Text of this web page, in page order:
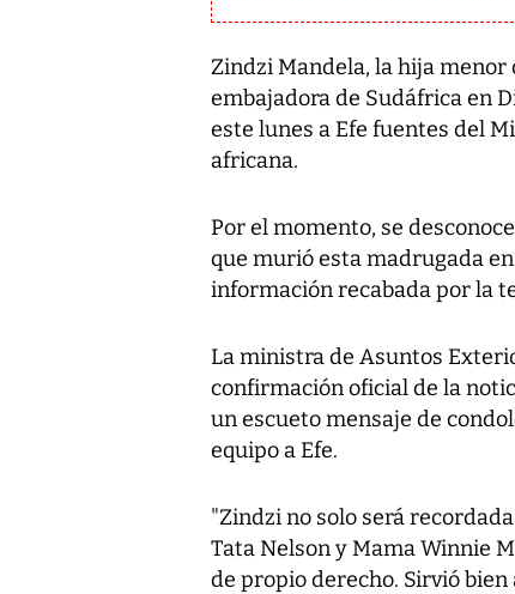
Zindzi Mandela, la hija menor
embajadora de Sudáfrica en
este lunes a Efe fuentes del
africana.
Por el momento, se
que murió esta madrugada
información recabada por la
La ministra de Asuntos
confirmación oficial de la
un escueto mensaje de
equipo a Efe.
"Zindzi no solo será
Tata Nelson y Mama Winnie
de propio derecho. Sirvió bien